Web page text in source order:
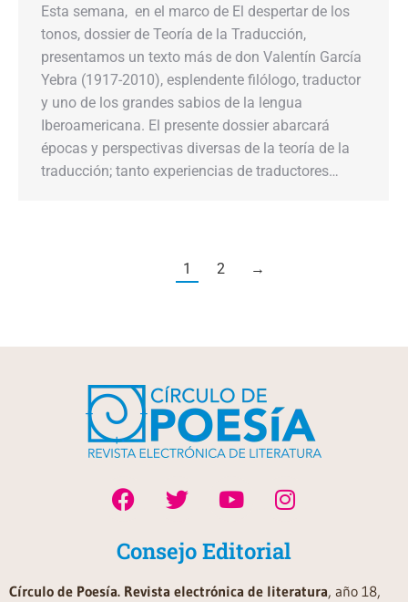
Esta semana, en el marco de El despertar de los
tonos, dossier de Teoría de la Traducción,
presentamos un texto más de don Valentín García
Yebra (1917-2010), esplendente filólogo, traductor
y uno de los grandes sabios de la lengua
Iberoamericana. El presente dossier abarcará
épocas y perspectivas diversas de la teoría de la
traducción; tanto experiencias de traductores…
1 2 →
Consejo Editorial
Círculo de Poesía. Revista electrónica de literatura, año 18,